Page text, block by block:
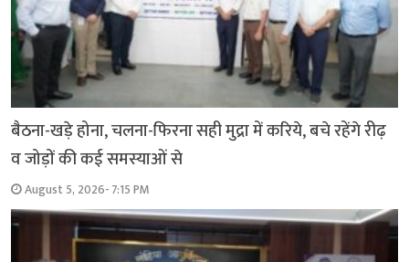
बैठना-खड़े होना, चलना-फिरना सही मुद्रा में करिये, बचे रहेंगे रीढ़
व जोड़ों की कई समस्याओं से
August 5, 2026- 7:15 PM